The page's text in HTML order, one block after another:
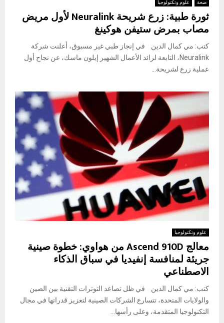
صحة علوم وتكنولوجيا
ثورة طبية: زرع شريحة Neuralink لأول مريض
مصاب بمرض ستيفن هوكينغ
كتب: مي كمال الدين في إنجاز طبي غير مسبوق، أعلنت شركة
Neuralink، التابعة لرائد الأعمال الشهير إيلون ماسك، عن نجاح أول
عملية زرع لشريحة...
علوم وتكنولوجيا
معالج Ascend 910D من هواوي: خطوة صينية
جريئة لمنافسة إنفيديا في سباق الذكاء
الاصطناعي
كتب: مي كمال الدين في ظل تصاعد التوترات التقنية بين الصين
والولايات المتحدة، تتسارع الشركات الصينية لتعزيز قدراتها في مجال
التكنولوجيا المتقدمة، وعلى رأسها...